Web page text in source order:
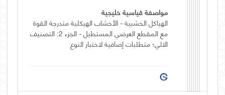
مواصفة قياسية خليجية
الهياكل الخشبية - الأخشاب الهيكلية متدرجة القوة
مع المقطع العرضي المستطيل - الجزء 2: التصنيف
الالي؛ متطلبات إضافية لاختبار النوع